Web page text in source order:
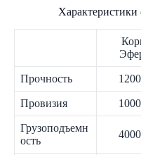
Прочность
Провизия
Грузоподъемн
ость